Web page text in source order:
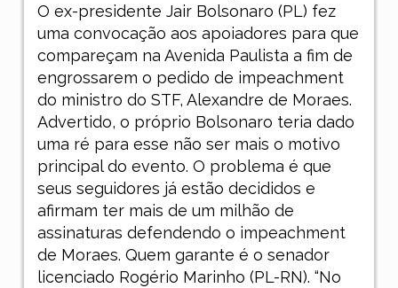
O ex-presidente Jair Bolsonaro (PL) fez
uma convocação aos apoiadores para que
compareçam na Avenida Paulista a fim de
engrossarem o pedido de impeachment
do ministro do STF, Alexandre de Moraes.
Advertido, o próprio Bolsonaro teria dado
uma ré para esse não ser mais o motivo
principal do evento. O problema é que
seus seguidores já estão decididos e
afirmam ter mais de um milhão de
assinaturas defendendo o impeachment
de Moraes. Quem garante é o senador
licenciado Rogério Marinho (PL-RN). “No